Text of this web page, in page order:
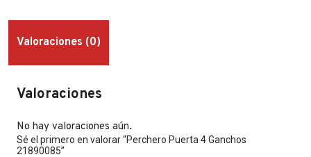
Valoraciones (0)
Valoraciones
No hay valoraciones aún.
Sé el primero en valorar “Perchero Puerta 4 Ganchos
21890085”